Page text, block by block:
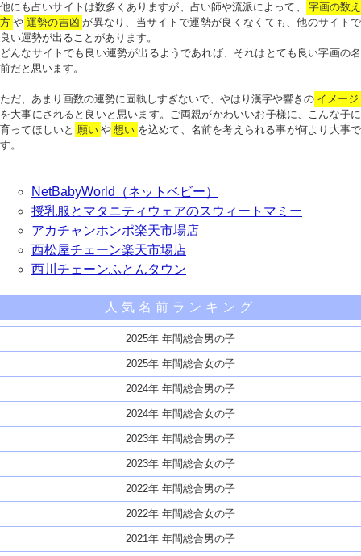
他にも占いサイトは数多くありますが、占い師や流派によって、
字画の数え
方 や 運勢の吉凶 が異なり、当サイトで運勢が良くなくても、他のサイトで
良い運勢が出ることがあります。
どんなサイトでも良い運勢が出るようであれば、それはとても良い字画の名
前だと思います。
ただ、あまり画数の運勢に固執しすぎないで、やはり漢字や響きの イメージ
を大事にされると良いと思います。ご両親がかわいいお子様に、こんな子に
育ってほしいと 願い や 想い を込めて、名前を考えられる事が何より大事で
す。
NetBabyWorld（ネットベビー）
授乳服とマタニティウェアのスウィートマミー
アカチャンホンポ楽天市場店
西松屋チェーン楽天市場店
西川チェーンふとんタウン
人気名前ランキング
2025年 年間総合男の子
2025年 年間総合女の子
2024年 年間総合男の子
2024年 年間総合女の子
2023年 年間総合男の子
2023年 年間総合女の子
2022年 年間総合男の子
2022年 年間総合女の子
2021年 年間総合男の子